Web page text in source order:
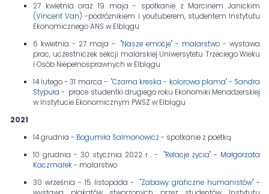
27 kwietnia oraz 19 maja - spotkanie z Marcinem Janickim
(Vincent Van) -podróżnikiem i youtuberem, studentem Instytutu
Ekonomicznego ANS w Elblągu
6 kwietnia - 27 maja -"Nasze emocje" - malarstwo - wystawa
prac, uczestniczek sekcji malarskiej Uniwersytetu Trzeciego Wieku
i Osób Niepełnosprawnych w Elblągu
14 lutego - 31 marca -"Czarna kreska - kolorowa plama" - Sandra
Stypuła - prace studentki drugiego roku Ekonomiki Menadżerskiej
w Instytucie Ekonomicznym PWSZ w Elblągu
2021
14 grudnia - Bogumiła Salmonowicz - spotkanie z poetką
10 grudnia - 30 stycznia 2022 r . -"Relacje życia" - Małgorzata
Kaczmarek- malarstwo
30 września - 15 listopada -"Zabawy graficzne humanistów" -